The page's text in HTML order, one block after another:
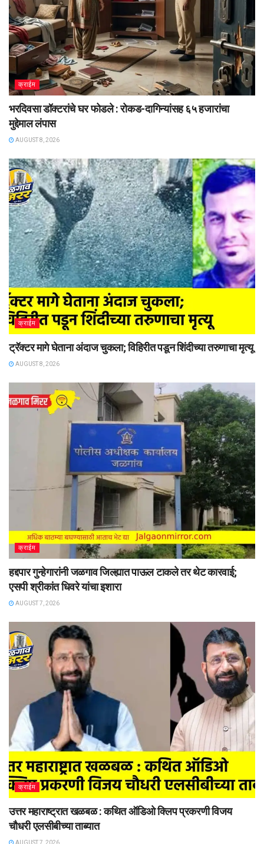
क्राईम
भरदिवसा डॉक्टरांचे घर फोडले : रोकड-दागिन्यांसह ६५ हजारांचा
मुद्देमाल लंपास
AUGUST 8, 2026
क्राईम
ट्रॅक्टर मागे घेताना अंदाज चुकला; विहिरीत पडून शिंदीच्या तरुणाचा मृत्यू
AUGUST 8, 2026
क्राईम
हद्दपार गुन्हेगारांनी जळगाव जिल्ह्यात पाऊल टाकले तर थेट कारवाई;
एसपी श्रीकांत धिवरे यांचा इशारा
AUGUST 7, 2026
क्राईम
उत्तर महाराष्ट्रात खळबळ : कथित ऑडिओ क्लिप प्रकरणी विजय
चौधरी एलसीबीच्या ताब्यात
AUGUST 7, 2026